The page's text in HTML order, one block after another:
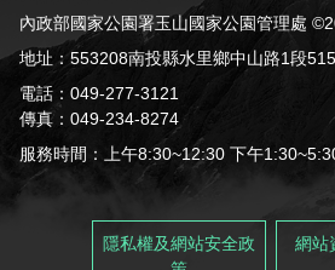
內政部國家公園署玉山國家公園管理處
地址：553208南投縣水里鄉中山路1段
電話：049-277-3121
傳真：049-234-8274
服務時間：上午8:30~12:30 下午
隱私權及網站安全政
網站